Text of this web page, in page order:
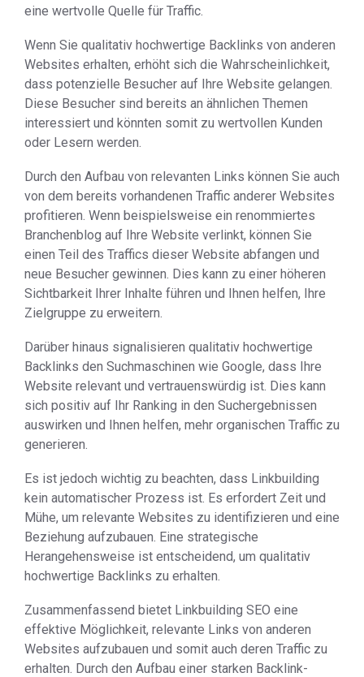
eine wertvolle Quelle für Traffic.
Wenn Sie qualitativ hochwertige Backlinks von anderen
Websites erhalten, erhöht sich die Wahrscheinlichkeit,
dass potenzielle Besucher auf Ihre Website gelangen.
Diese Besucher sind bereits an ähnlichen Themen
interessiert und könnten somit zu wertvollen Kunden
oder Lesern werden.
Durch den Aufbau von relevanten Links können Sie auch
von dem bereits vorhandenen Traffic anderer Websites
profitieren. Wenn beispielsweise ein renommiertes
Branchenblog auf Ihre Website verlinkt, können Sie
einen Teil des Traffics dieser Website abfangen und
neue Besucher gewinnen. Dies kann zu einer höheren
Sichtbarkeit Ihrer Inhalte führen und Ihnen helfen, Ihre
Zielgruppe zu erweitern.
Darüber hinaus signalisieren qualitativ hochwertige
Backlinks den Suchmaschinen wie Google, dass Ihre
Website relevant und vertrauenswürdig ist. Dies kann
sich positiv auf Ihr Ranking in den Suchergebnissen
auswirken und Ihnen helfen, mehr organischen Traffic zu
generieren.
Es ist jedoch wichtig zu beachten, dass Linkbuilding
kein automatischer Prozess ist. Es erfordert Zeit und
Mühe, um relevante Websites zu identifizieren und eine
Beziehung aufzubauen. Eine strategische
Herangehensweise ist entscheidend, um qualitativ
hochwertige Backlinks zu erhalten.
Zusammenfassend bietet Linkbuilding SEO eine
effektive Möglichkeit, relevante Links von anderen
Websites aufzubauen und somit auch deren Traffic zu
erhalten. Durch den Aufbau einer starken Backlink-